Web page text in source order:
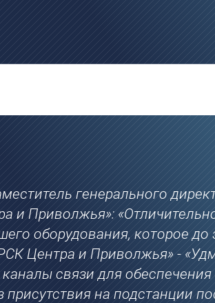
генерального
и Приволжья»:
оборудования, которое
Центра и Приволжья» -
связи для
присутствия на подстанции